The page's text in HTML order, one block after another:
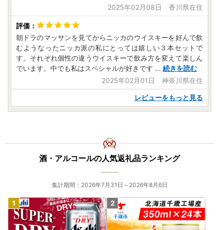
2025年02月08日 香川県在住
朝ドラのマッサンを見てからニッカのウイスキーを好んで飲
むようなったニッカ派の私にとっては嬉しい３本セットで
す。それぞれ個性の違うウイスキーで飲み方を変えて楽しん
でいます。中でも私はスペシャルが好きです ... 続きを読む
2025年02月01日 神奈川県在住
レビューをもっと見る
酒・アルコールの人気返礼品ランキング
集計期間：2026年7月31日～2026年8月6日